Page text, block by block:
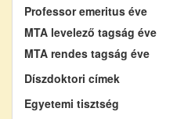
Professor emeritus éve
MTA levelező tagság éve
MTA rendes tagság éve
Díszdoktori címek
Egyetemi tisztség